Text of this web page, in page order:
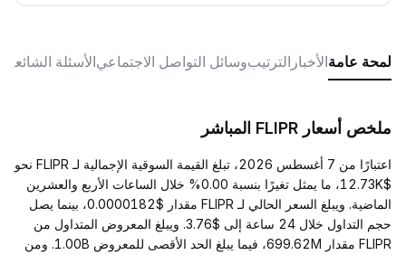
لمحة عامةالأخبار الترتيبوسائل التواصل الاجتماعيالأسئلة الشائعة
ملخص أسعار FLIPR المباشر
اعتبارًا من 7 أغسطس 2026، تبلغ القيمة السوقية الإجمالية لـ FLIPR نحو
$12.73K، ما يمثل تغيرًا بنسبة 0.00% خلال الساعات الأربع والعشرين
الماضية. ويبلغ السعر الحالي لـ FLIPR مقدار $0.0000182، بينما يصل
حجم التداول خلال 24 ساعة إلى $3.76. ويبلغ المعروض المتداول من
FLIPR مقدار 699.62M، فيما يبلغ الحد الأقصى للمعروض 1.00B. ومن